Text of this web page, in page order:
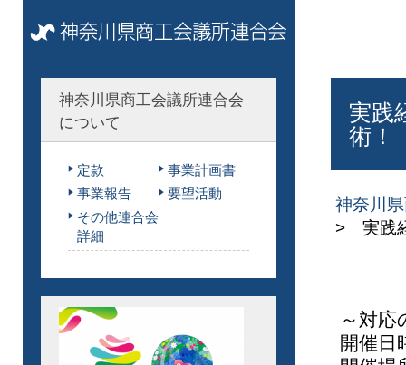
実践
術！
神奈川
> 実践
～対
開催日
神奈川県商工会議所連合会
について
定款
事業計画書
事業報告
要望活動
その他連合会
詳細